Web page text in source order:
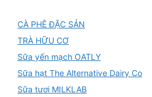
CÀ PHÊ ĐẶC SẢN
TRÀ HỮU CƠ
Sữa yến mạch OATLY
Sữa hạt The Alternative Dairy Co
Sữa tươi MILKLAB